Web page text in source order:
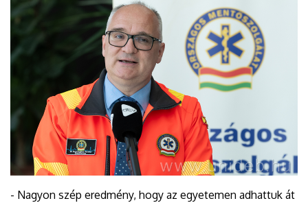
- Nagyon szép eredmény, hogy az egyetemen adhattuk át